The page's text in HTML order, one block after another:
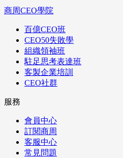
商周CEO學院
百億CEO班
CEO50失敗學
組織領袖班
駐足思考表達班
客製企業培訓
CEO社群
服務
會員中心
訂閱商周
客服中心
常見問題